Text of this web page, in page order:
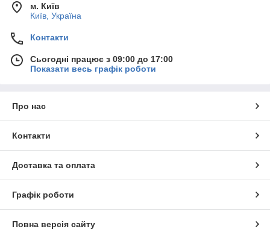
м. Київ
Київ, Україна
Контакти
Сьогодні працює з 09:00 до 17:00
Показати весь графік роботи
Про нас
Контакти
Доставка та оплата
Графік роботи
Повна версія сайту